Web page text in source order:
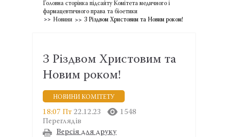
Головна сторінка підсайту Комітета медичного і
фармацевтичного права та біоетики
Новини
З Різдвом Христовим та Новим роком!
З Різдвом Христовим та
Новим роком!
НОВИНИ КОМІТЕТУ
18:07 Пт 22.12.23
1548
Переглядів
Версія для друку